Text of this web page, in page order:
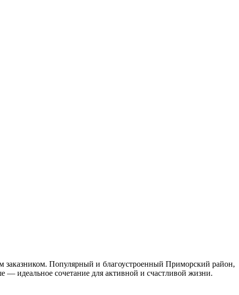
Популярный и благоустроенный Приморский район,
— идеальное сочетание для активной и счастливой жизни.